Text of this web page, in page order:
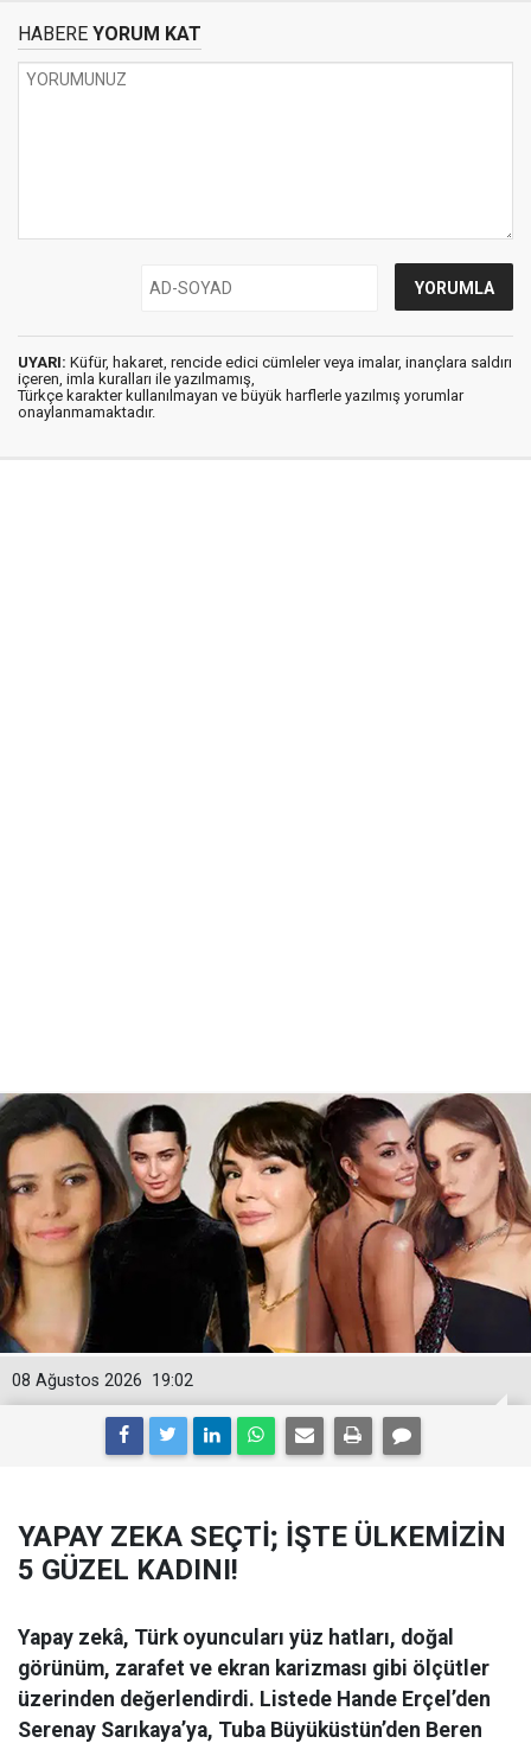
HABERE YORUM KAT
UYARI: Küfür, hakaret, rencide edici cümleler veya imalar, inançlara saldırı
içeren, imla kuralları ile yazılmamış,
Türkçe karakter kullanılmayan ve büyük harflerle yazılmış yorumlar
onaylanmamaktadır.
19:02
08 Ağustos 2026
YAPAY ZEKA SEÇTİ; İŞTE ÜLKEMİZİN
5 GÜZEL KADINI!
Yapay zekâ, Türk oyuncuları yüz hatları, doğal
görünüm, zarafet ve ekran karizması gibi ölçütler
üzerinden değerlendirdi. Listede Hande Erçel’den
Serenay Sarıkaya’ya, Tuba Büyüküstün’den Beren